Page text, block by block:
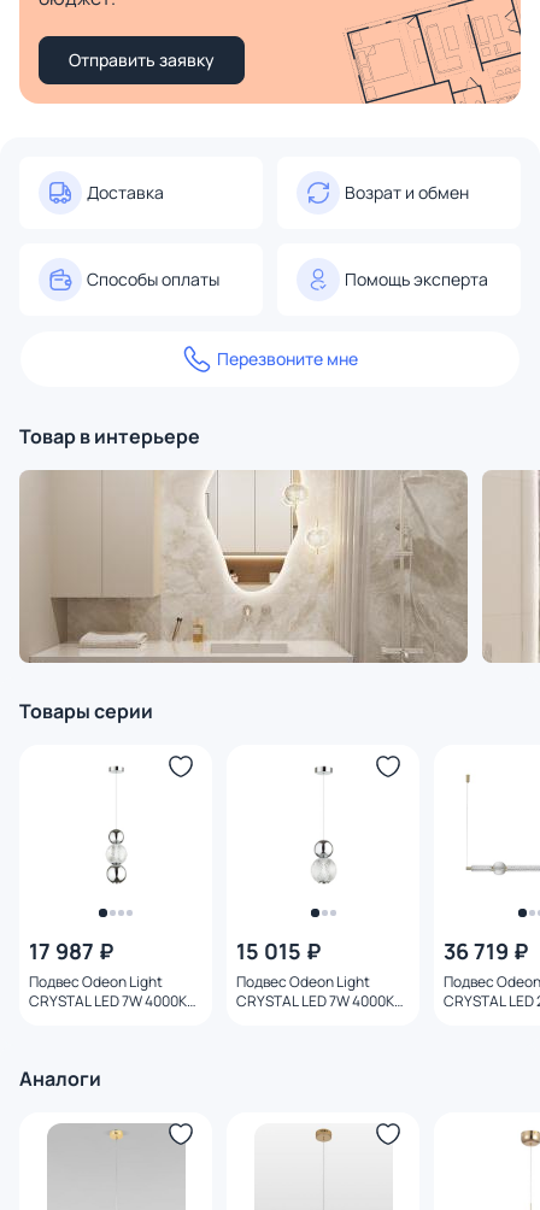
Отправить заявку
Доставка Возрат и обмен
Способы оплаты Помощь эксперта
Перезвоните мне
Товар в интерьере
Товары серии
17 987 ₽
Подвес Odeon Light
CRYSTAL LED 7W 4000K
15 015 ₽
Подвес Odeon Light
CRYSTAL LED 7W 4000K
36 719 ₽
Подвес
CRYSTAL
Аналоги